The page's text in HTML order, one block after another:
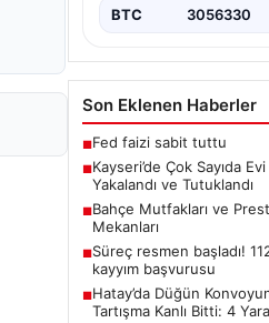
BTC 3056330
Son Eklenen Haberler
■Fed faizi sabit tuttu
■Kayseri’de Çok Sayıda
Yakalandı ve Tutuklandı
■Bahçe Mutfakları ve
Mekanları
■Süreç resmen başladı!
kayyım başvurusu
■Hatay’da Düğün
Tartışma Kanlı Bitti: 4